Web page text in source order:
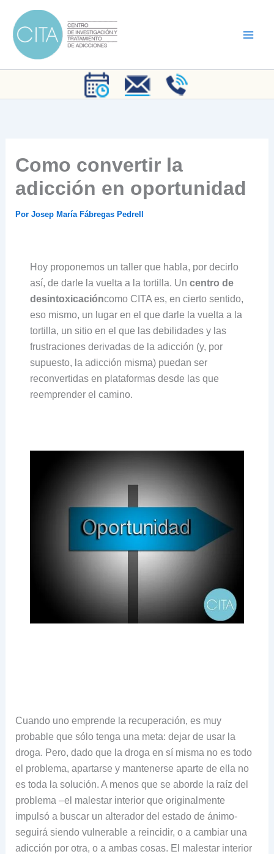
contenido
Como convertir la
adicción en oportunidad
Por Josep María Fábregas Pedrell
Hoy proponemos un taller que habla, por decirlo
así, de darle la vuelta a la tortilla. Un centro de
desintoxicacióncomo CITA es, en cierto sentido,
eso mismo, un lugar en el que darle la vuelta a la
tortilla, un sitio en el que las debilidades y las
frustraciones derivadas de la adicción (y, por
supuesto, la adicción misma) puedan ser
reconvertidas en plataformas desde las que
reemprender el camino.
Cuando uno emprende la recuperación, es muy
probable que sólo tenga una meta: dejar de usar la
droga. Pero, dado que la droga en sí misma no es todo
el problema, apartarse y mantenerse aparte de ella no
es toda la solución. A menos que se aborde la raíz del
problema –el malestar interior que originalmente
impulsó a buscar un alterador del estado de ánimo-
seguirá siendo vulnerable a reincidir, o a cambiar una
adicción por otra, o a ambas cosas. El malestar interior